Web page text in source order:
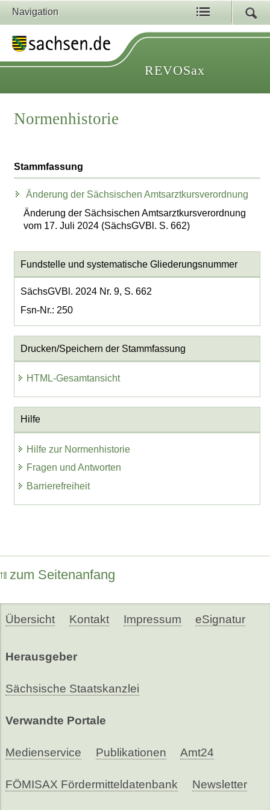
Navigation
REVOSax
Normenhistorie
Stammfassung
Änderung der Sächsischen Amtsarztkursverordnung
Änderung der Sächsischen Amtsarztkursverordnung
vom 17. Juli 2024 (SächsGVBl. S. 662)
Fundstelle und systematische Gliederungsnummer
SächsGVBl. 2024 Nr. 9, S. 662
Fsn-Nr.: 250
Drucken/Speichern der Stammfassung
HTML-Gesamtansicht
Hilfe
Hilfe zur Normenhistorie
Fragen und Antworten
Barrierefreiheit
zum Seitenanfang
Übersicht Kontakt Impressum eSignatur
Herausgeber
Sächsische Staatskanzlei
Verwandte Portale
Medienservice Publikationen Amt24
FÖMISAX Fördermitteldatenbank Newsletter